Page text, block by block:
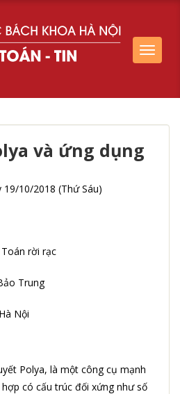
Toggle
và ứng dụng
19/10/2018 (Thứ Sáu)
rời rạc
Trung
Nội
Polya, là một công cụ mạnh
có cấu trúc đối xứng như số